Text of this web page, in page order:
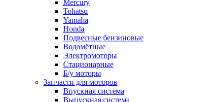
Mercury
Tohatsu
Yamaha
Honda
Подвесные бензиновые
Водомётные
Электромоторы
Стационарные
Б/у моторы
Запчасти для моторов
Впускная система
Выпускная система